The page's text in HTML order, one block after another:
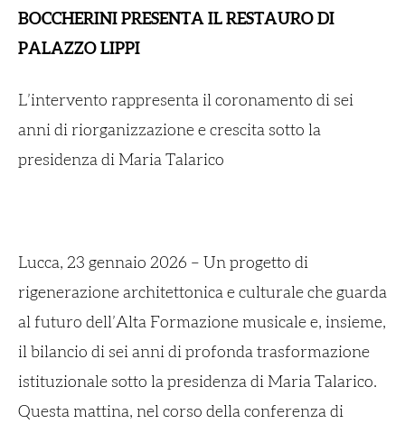
BOCCHERINI PRESENTA IL RESTAURO DI
PALAZZO LIPPI
L’intervento rappresenta il coronamento di sei
anni di riorganizzazione e crescita sotto la
presidenza di Maria Talarico
Lucca, 23 gennaio 2026 – Un progetto di
rigenerazione architettonica e culturale che guarda
al futuro dell’Alta Formazione musicale e, insieme,
il bilancio di sei anni di profonda trasformazione
istituzionale sotto la presidenza di Maria Talarico.
Questa mattina, nel corso della conferenza di